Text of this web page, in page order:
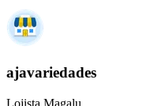
ajavariedades
Lojista Magalu